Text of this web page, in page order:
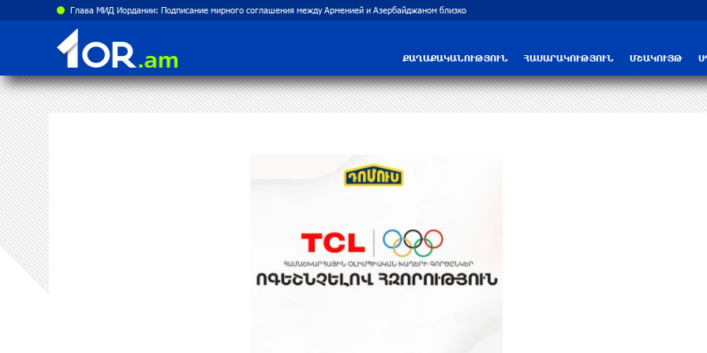
Глава МИД Иордании: Подписание мирного соглашения между Арменией и Азербайджаном близко
ՔԱՂԱՔԱԿԱՆՈՒԹՅՈՒՆ ՀԱՍԱՐԱԿՈՒԹՅՈՒՆ ՄՇԱԿՈՒՅԹ